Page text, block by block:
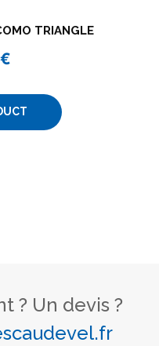
TRIANGLE
€
? Un devis ?